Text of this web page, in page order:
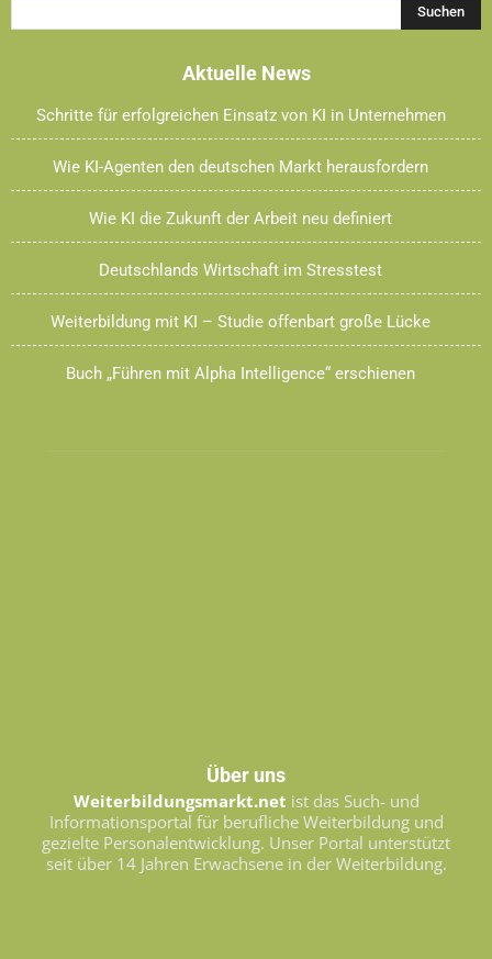
Aktuelle News
Schritte für erfolgreichen Einsatz von KI in Unternehmen
Wie KI-Agenten den deutschen Markt herausfordern
Wie KI die Zukunft der Arbeit neu definiert
Deutschlands Wirtschaft im Stresstest
Weiterbildung mit KI – Studie offenbart große Lücke
Buch „Führen mit Alpha Intelligence“ erschienen
Über uns
Weiterbildungsmarkt.net ist das Such- und
Informationsportal für berufliche Weiterbildung und
gezielte Personalentwicklung. Unser Portal unterstützt
seit über 14 Jahren Erwachsene in der Weiterbildung.